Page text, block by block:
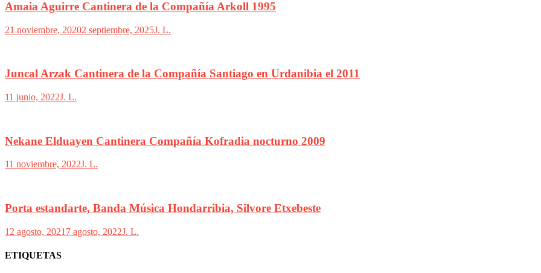
Amaia Aguirre Cantinera de la Compañía Arkoll 1995
21 noviembre, 20202 septiembre, 2025J. L.
Juncal Arzak Cantinera de la Compañía Santiago en Urdanibia el 2011
11 junio, 2022J. L.
Nekane Elduayen Cantinera Compañía Kofradia nocturno 2009
11 noviembre, 2022J. L.
Porta estandarte, Banda Música Hondarribia, Silvore Etxebeste
12 agosto, 2021 7 agosto, 2022J. L.
ETIQUETAS